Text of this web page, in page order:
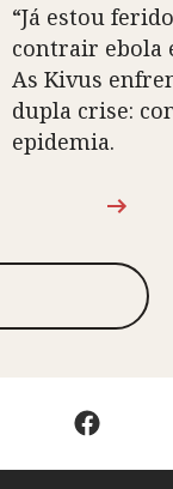
“Já estou
contrair ebola
As Kivus
dupla crise:
epidemia.